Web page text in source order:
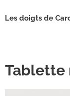
Les doigts de
Tablette